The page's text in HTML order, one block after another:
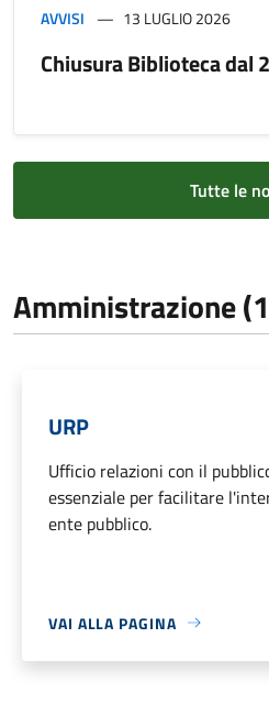
AVVISI 13 LUGLIO 2026
Chiusura Biblioteca dal
Tutte le
Amministrazione
URP
Ufficio relazioni con il
essenziale per facilitare
ente pubblico.
VAI ALLA PAGINA